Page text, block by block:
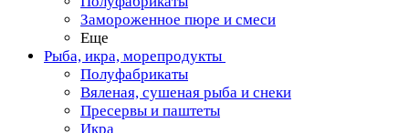
Замороженное пюре и смеси
Еще
Рыба, икра, морепродукты
Полуфабрикаты
Вяленая, сушеная рыба и снеки
Пресервы и паштеты
Икра